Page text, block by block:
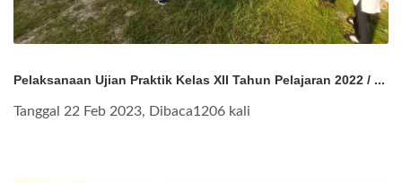
Pelaksanaan Ujian Praktik Kelas XII Tahun Pelajaran 2022 / ...
Tanggal 22 Feb 2023, Dibaca1206 kali